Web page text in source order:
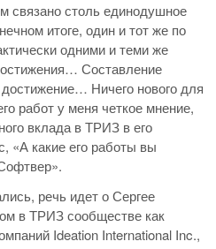
связано столь единодушное
итоге, один и тот же по
одними и теми же
Составление
Ничего нового для
работ у меня четкое мнение,
вклада в ТРИЗ в его
«А какие его работы вы
речь идет о Сергее
в ТРИЗ сообществе как
Ideation International Inc.,